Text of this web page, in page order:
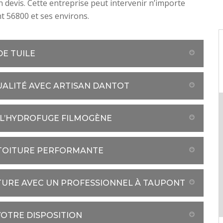
devis. Cette entreprise peut intervenir n’importe
56800 et ses environs.
TUILE
AVEC ARTISAN DANTOT
FILMOGÈNE
PERFORMANTE
AVEC UN PROFESSIONNEL À TAUPONT
DISPOSITION